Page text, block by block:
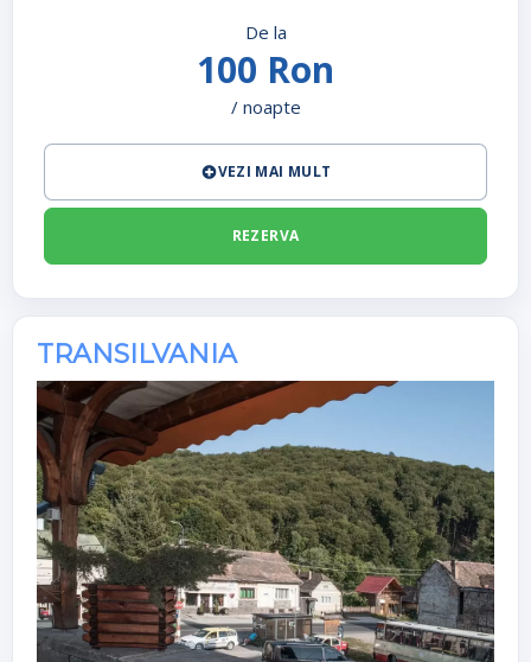
De la
100 Ron
/ noapte
VEZI MAI MULT
REZERVA
TRANSILVANIA